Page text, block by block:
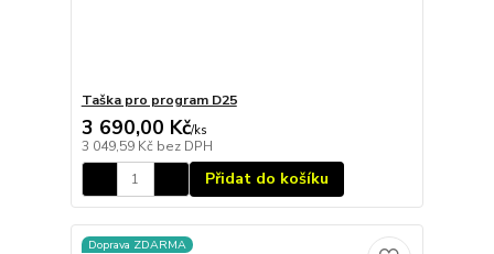
Taška pro program D25
3 690,00 Kč/ks
3 049,59 Kč bez DPH
Přidat do košíku
Doprava ZDARMA